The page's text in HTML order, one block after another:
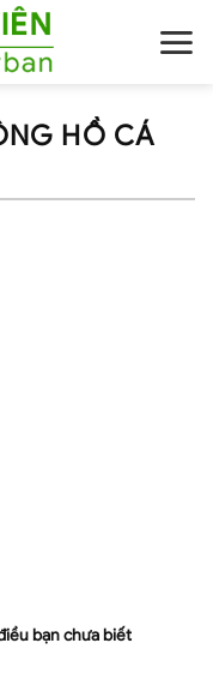
HỒ CÁ
bạn chưa biết